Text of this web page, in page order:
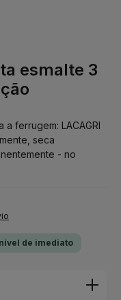
esmalte 3
ferrugem: LACAGRI
seca
- no
de imediato
a quantidade